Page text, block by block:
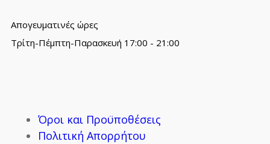
Απογευματινές ώρες
Τρίτη-Πέμπτη-Παρασκευή 17:00 - 21:00
Όροι και Προϋποθέσεις
Πολιτική Απορρήτου